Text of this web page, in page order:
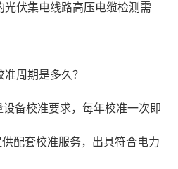
光伏集电线路高压电缆检测需
周期是多久？
设备校准要求，每年校准一次即
配套校准服务，出具符合电力